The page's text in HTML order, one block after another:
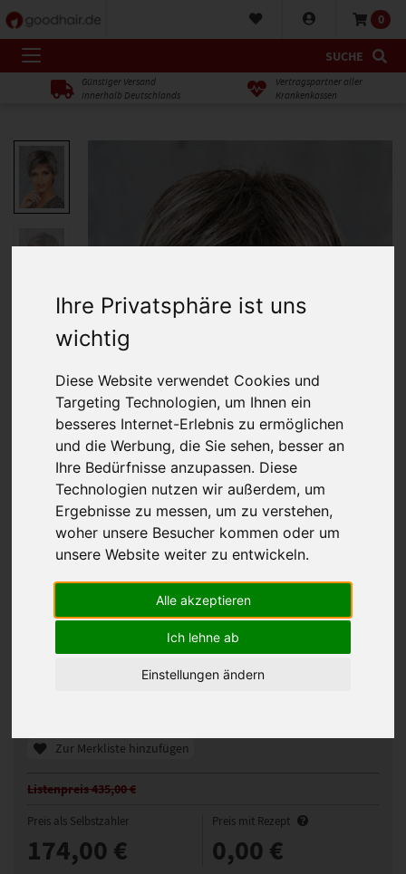
Ihre Privatsphäre ist uns
wichtig
Diese Website verwendet Cookies und
Targeting Technologien, um Ihnen ein
besseres Internet-Erlebnis zu ermöglichen
und die Werbung, die Sie sehen, besser an
Ihre Bedürfnisse anzupassen. Diese
Technologien nutzen wir außerdem, um
Ergebnisse zu messen, um zu verstehen,
woher unsere Besucher kommen oder um
unsere Website weiter zu entwickeln.
Alle akzeptieren
Ich lehne ab
Einstellungen ändern
0
SUCHE
Günstiger Versand
innerhalb Deutschlands
Vertragspartner aller
Krankenkassen
Gisela Mayer Cosmo Eva Perücke
Zur Merkliste hinzufügen
Listenpreis 435,00 €
Preis als Selbstzahler
174,00 €
Preis mit Rezept
0,00 €